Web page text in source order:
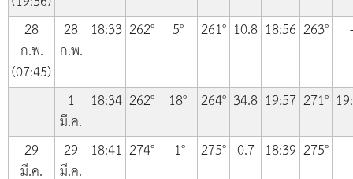
28
ก.พ.
(07:45)
28
ก.พ.
18:33 262° 5° 261° 10.8 18:56 263° -
1
มี.ค.
18:34 262° 18° 264° 34.8 19:57 271°
29
มี.ค.
29
มี.ค.
18:41 274° -1° 275° 0.7 18:39 275° -